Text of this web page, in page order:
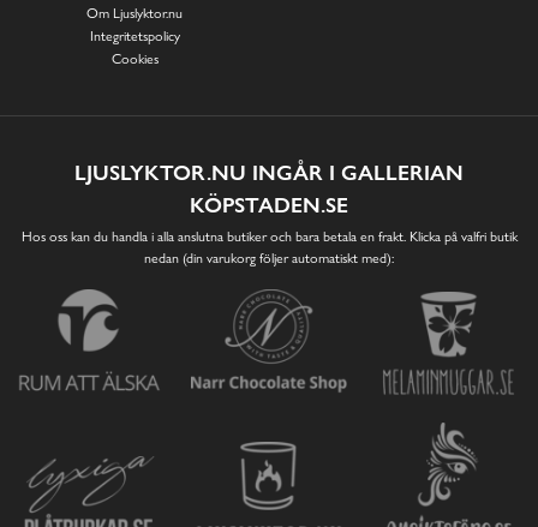
Om Ljuslyktor.nu
Integritetspolicy
Cookies
LJUSLYKTOR.NU INGÅR I GALLERIAN
KÖPSTADEN.SE
Hos oss kan du handla i alla anslutna butiker och bara betala en frakt. Klicka på valfri butik
nedan (din varukorg följer automatiskt med):